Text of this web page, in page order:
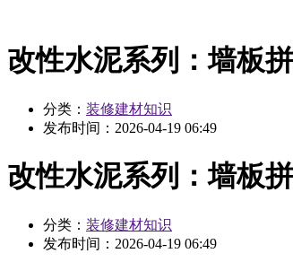
改性水泥系列：墙板
分类： 装修建材知识
发布时间： 2026-04-19 06:49
改性水泥系列：墙板
分类： 装修建材知识
发布时间： 2026-04-19 06:49